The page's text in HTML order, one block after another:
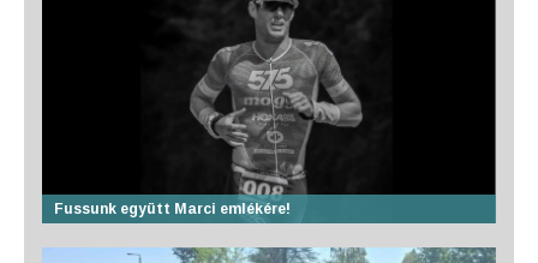
Fussunk együtt Marci emlékére!